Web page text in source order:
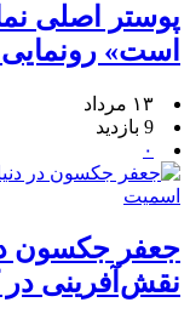
پوستر اصلی
است»
۱۳ مرداد
9 بازدید
۰
جعفر جکسون
نقش‌آفرینی